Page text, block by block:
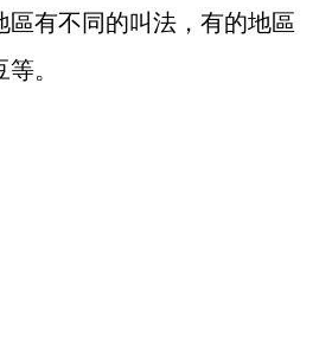
區有不同的叫法，有的地區
。